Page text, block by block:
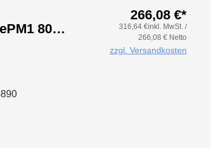
80%,
266,08 €*
316,64 €inkl. MwSt. /
266,08 € Netto
zzgl. Versandkosten